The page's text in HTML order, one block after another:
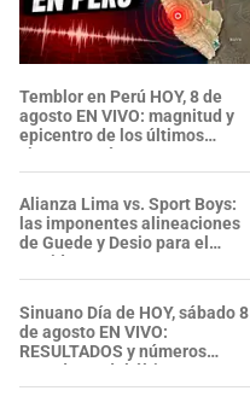
Temblor en Perú HOY, 8 de
agosto EN VIVO: magnitud y
epicentro de los últimos
sismos según IGP
Alianza Lima vs. Sport Boys:
las imponentes alineaciones
de Guede y Desio para el
partido
Sinuano Día de HOY, sábado 8
de agosto EN VIVO:
RESULTADOS y números
ganadores del último sorteo